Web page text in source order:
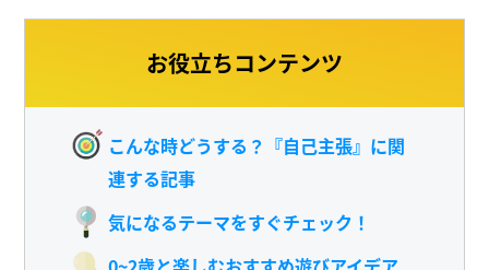
お役立ちコンテンツ
こんな時どうする？『自己主張』に関
連する記事
気になるテーマをすぐチェック！